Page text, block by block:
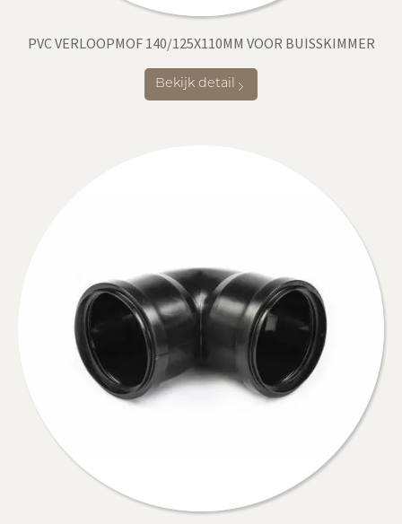
PVC VERLOOPMOF 140/125X110MM VOOR BUISSKIMMER
Bekijk detail